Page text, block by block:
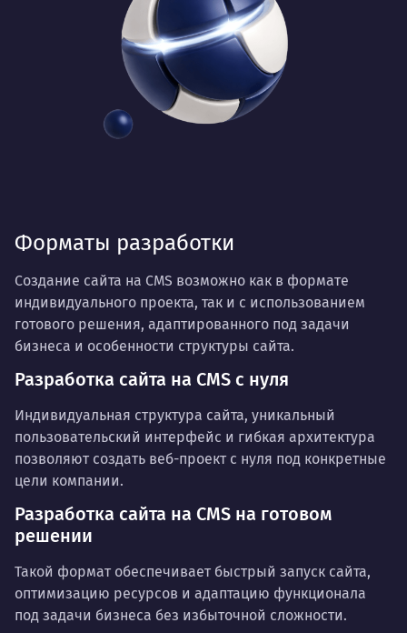
Форматы разработки
Создание сайта на CMS возможно как в формате
индивидуального проекта, так и с использованием
готового решения, адаптированного под задачи
бизнеса и особенности структуры сайта.
Разработка сайта на CMS с нуля
Индивидуальная структура сайта, уникальный
пользовательский интерфейс и гибкая архитектура
позволяют создать веб-проект с нуля под конкретные
цели компании.
Разработка сайта на CMS на готовом
решении
Такой формат обеспечивает быстрый запуск сайта,
оптимизацию ресурсов и адаптацию функционала
под задачи бизнеса без избыточной сложности.